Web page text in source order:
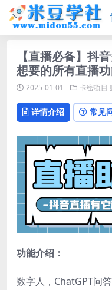
【直播必备】抖
想要的所有直播
2025-01-01 卡密项目
详情介绍 常见
功能介绍：
数字人，ChatGPT问